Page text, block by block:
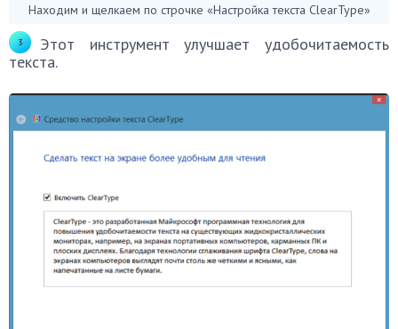
Находим и щелкаем по строчке «Настройка текста ClearType»
Этот инструмент улучшает удобочитаемость
текста.